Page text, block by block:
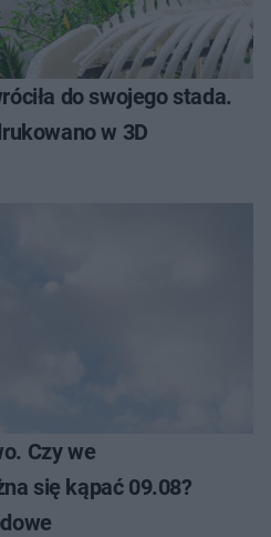
do swojego stada.
w 3D
Czy we
się kąpać 09.08?